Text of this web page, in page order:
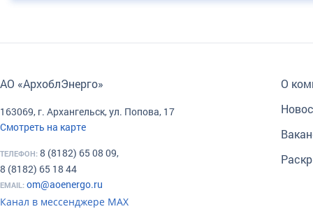
АО «АрхоблЭнерго»
163069, г. Архангельск, ул. Попова, 17
Смотреть на карте
ТЕЛЕФОН: 8 (8182) 65 08 09,
8 (8182) 65 18 44
EMAIL: om@aoenergo.ru
О
Канал в мессенджере МАХ